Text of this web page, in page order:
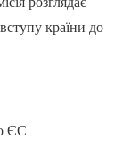
країни до
ЄС